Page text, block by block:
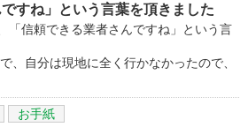
ですね」という言葉を頂きました
「信頼できる業者さんですね」という言
、自分は現地に全く行かなかったので、
お手紙